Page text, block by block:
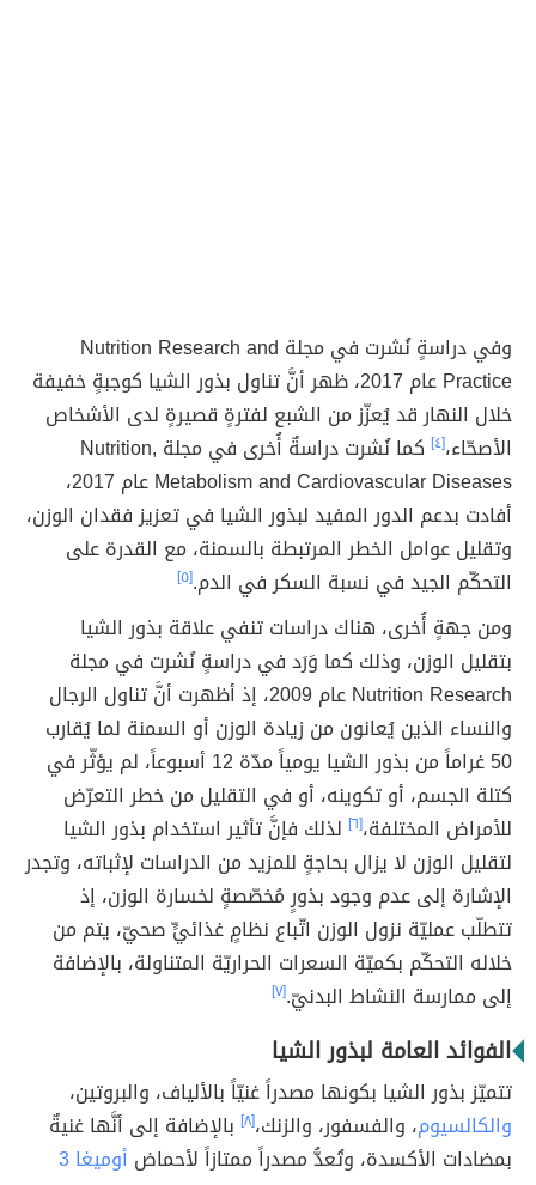
وفي دراسةٍ نُشرت في مجلة Nutrition Research and
Practice عام 2017، ظهر أنَّ تناول بذور الشيا كوجبةٍ خفيفة
خلال النهار قد يُعزّز من الشبع لفترةٍ قصيرةٍ لدى الأشخاص
الأصحّاء،[٤]
كما نُشرت دراسةٌ أُخرى في مجلة Nutrition,
Metabolism and Cardiovascular Diseases عام 2017،
أفادت بدعم الدور المفيد لبذور الشيا في تعزيز فقدان الوزن،
وتقليل عوامل الخطر المرتبطة بالسمنة، مع القدرة على
التحكّم الجيد في نسبة السكر في الدم.[٥]
ومن جهةٍ أُخرى، هناك دراسات تنفي علاقة بذور الشيا
بتقليل الوزن، وذلك كما وَرَد في دراسةٍ نُشرت في مجلة
Nutrition Research عام 2009، إذ أظهرت أنَّ تناول الرجال
والنساء الذين يُعانون من زيادة الوزن أو السمنة لما يُقارب
50 غراماً من بذور الشيا يومياً مدّة 12 أسبوعاً، لم يؤثّر في
كتلة الجسم، أو تكوينه، أو في التقليل من خطر التعرّض
للأمراض المختلفة،[٦]
لذلك فإنَّ تأثير استخدام بذور الشيا
لتقليل الوزن لا يزال بحاجةٍ للمزيد من الدراسات لإثباته، وتجدر
الإشارة إلى عدم وجود بذورٍ مُخصّصةٍ لخسارة الوزن، إذ
تتطلّب عمليّة نزول الوزن اتّباع نظامٍ غذائيٍّ صحيّ، يتم من
خلاله التحكّم بكميّة السعرات الحراريّة المتناولة، بالإضافة
إلى ممارسة النشاط البدنيّ.[٧]
الفوائد العامة لبذور الشيا
تتميّز بذور الشيا بكونها مصدراً غنيّاً بالألياف، والبروتين،
والكالسيوم، والفسفور، والزنك،[٨]
بالإضافة إلى أنَّها غنيةٌ
بمضادات الأكسدة، وتُعدُّ مصدراً ممتازاً لأحماض أوميغا 3